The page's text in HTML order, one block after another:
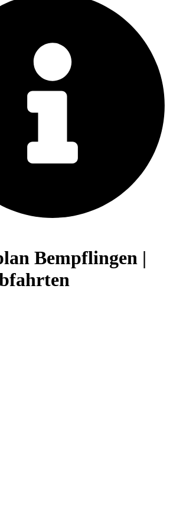
Bempflingen |